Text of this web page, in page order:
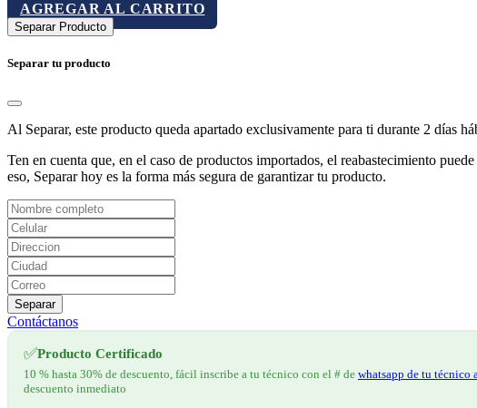
AGREGAR AL CARRITO
Separar Producto
Separar tu producto
Al Separar, este producto queda apartado exclusivamente para ti durante 2 días
Ten en cuenta que, en el caso de productos importados, el reabastecimiento
eso, Separar hoy es la forma más segura de garantizar tu producto.
Separar
Contáctanos
✅Producto Certificado
10 % hasta 30% de descuento, fácil inscribe a tu técnico con el # de whatsapp de tu técnico
descuento inmediato